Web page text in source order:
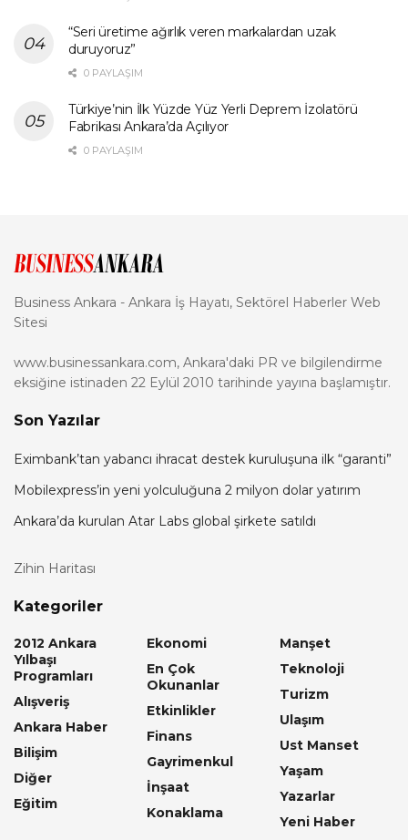
“Seri üretime ağırlık veren markalardan uzak
duruyoruz”
0 PAYLAŞIM
Türkiye’nin İlk Yüzde Yüz Yerli Deprem İzolatörü
Fabrikası Ankara’da Açılıyor
0 PAYLAŞIM
Business Ankara - Ankara İş Hayatı, Sektörel Haberler Web
Sitesi
www.businessankara.com, Ankara'daki PR ve bilgilendirme
eksiğine istinaden 22 Eylül 2010 tarihinde yayına başlamıştır.
Son Yazılar
Eximbank’tan yabancı ihracat destek kuruluşuna ilk “garanti”
Mobilexpress’in yeni yolculuğuna 2 milyon dolar yatırım
Ankara’da kurulan Atar Labs global şirkete satıldı
Zihin Haritası
Kategoriler
2012 Ankara
Yılbaşı
Programları
Alışveriş
Ankara Haber
Bilişim
Diğer
Eğitim
Ekonomi
En Çok
Okunanlar
Etkinlikler
Finans
Gayrimenkul
İnşaat
Konaklama
Manşet
Teknoloji
Turizm
Ulaşım
Ust Manset
Yaşam
Yazarlar
Yeni Haber